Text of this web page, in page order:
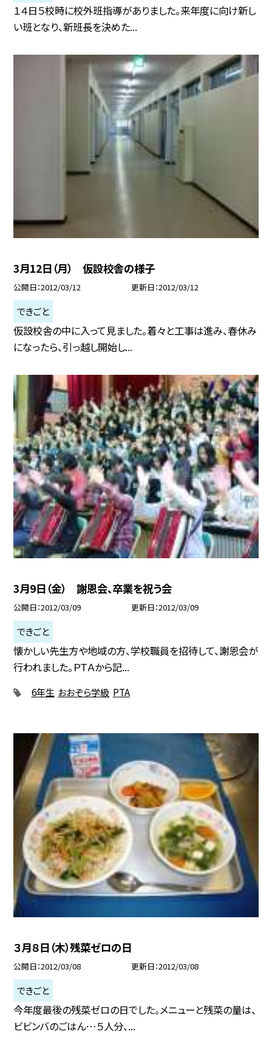
１４日５校時に校外班指導がありました。来年度に向け新し
い班となり、新班長を決めた...
3月12日（月） 仮設校舎の様子
公開日 2012/03/12 更新日 2012/03/12
できごと
仮設校舎の中に入って見ました。着々と工事は進み、春休み
になったら、引っ越し開始し...
3月9日（金） 謝恩会、卒業を祝う会
公開日 2012/03/09 更新日 2012/03/09
できごと
懐かしい先生方や地域の方、学校職員を招待して、謝恩会が
行われました。ＰＴＡから記...
6年生 おおぞら学級 PTA
３月８日（木）残菜ゼロの日
公開日 2012/03/08 更新日 2012/03/08
できごと
今年度最後の残菜ゼロの日でした。メニューと残菜の量は、
ビビンバのごはん…５人分、...